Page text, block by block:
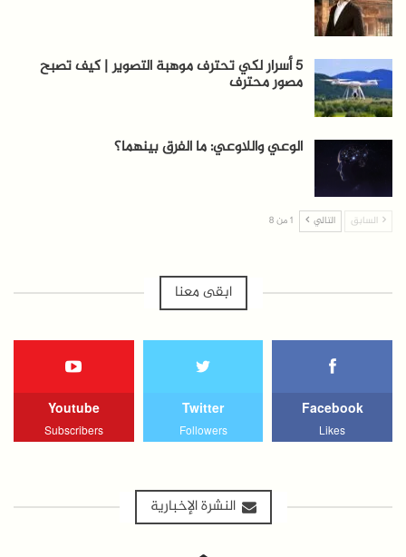
5 أسرار لكي تحترف موهبة التصوير | كيف تصبح
مصور محترف
الوعي واللاوعي: ما الفرق بينهما؟
السابق التالي 1 من 8
ابقى معنا
Facebook
Likes
Twitter
Followers
Youtube
Subscribers
النشرة الإخبارية